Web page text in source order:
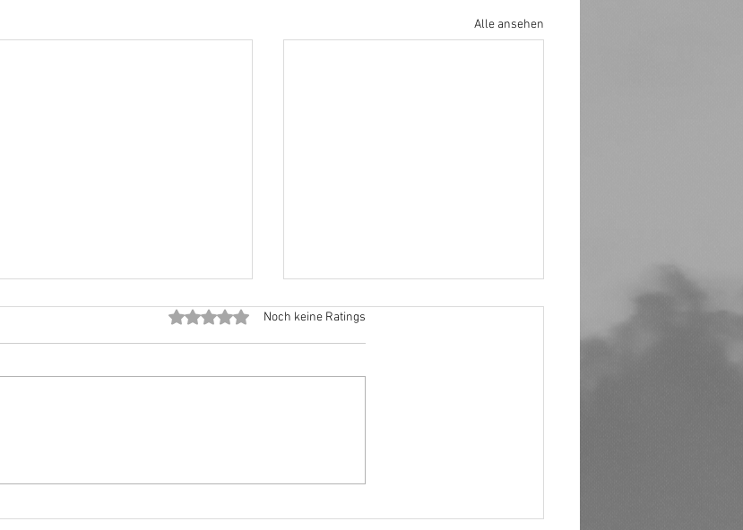
Alle ansehen
Workshop
Mit 0 von 5 Sternen bewertet.
Noch keine Ratings